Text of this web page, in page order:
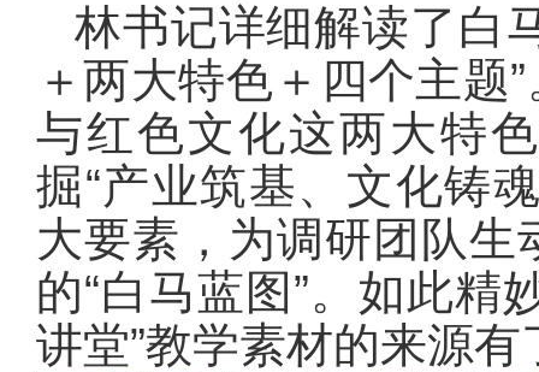
林书记详细解读了白
＋两大特色＋四个主题
与红色文化这两大特
掘“产业筑基、文化铸
大要素，为调研团队
的“白马蓝图”。如此精
讲堂”教学素材的来源